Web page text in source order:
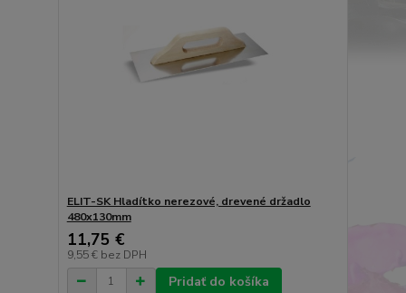
ELIT-SK Hladítko nerezové, drevené držadlo
480x130mm
11,75 €
9,55 € bez DPH
Pridať do košíka